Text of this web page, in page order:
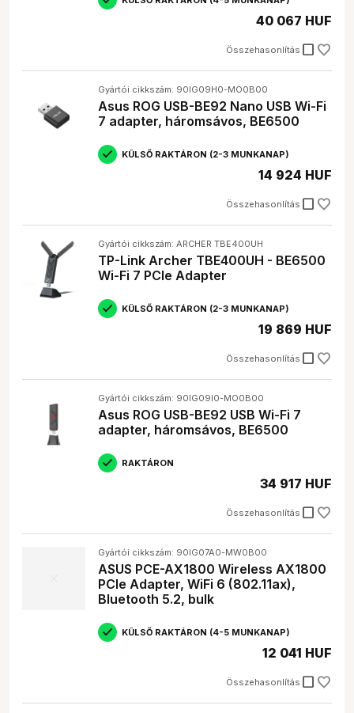
Összehasonlítás check_box_outline_blank
40 067 HUF
Gyártói cikkszám: 90IG09H0-MO0B00
Asus ROG USB-BE92 Nano USB Wi-Fi
7 adapter, háromsávos, BE6500
KÜLSŐ RAKTÁRON (2-3 MUNKANAP)
Összehasonlítás check_box_outline_blank
14 924 HUF
Gyártói cikkszám: ARCHER TBE400UH
TP-Link Archer TBE400UH - BE6500
Wi-Fi 7 PCIe Adapter
KÜLSŐ RAKTÁRON (2-3 MUNKANAP)
Összehasonlítás check_box_outline_blank
19 869 HUF
Gyártói cikkszám: 90IG09I0-MO0B00
Asus ROG USB-BE92 USB Wi-Fi 7
adapter, háromsávos, BE6500
RAKTÁRON
Összehasonlítás check_box_outline_blank
34 917 HUF
Gyártói cikkszám: 90IG07A0-MW0B00
ASUS PCE-AX1800 Wireless AX1800
PCIe Adapter, WiFi 6 (802.11ax),
Bluetooth 5.2, bulk
KÜLSŐ RAKTÁRON (4-5 MUNKANAP)
Összehasonlítás check_box_outline_blank
12 041 HUF